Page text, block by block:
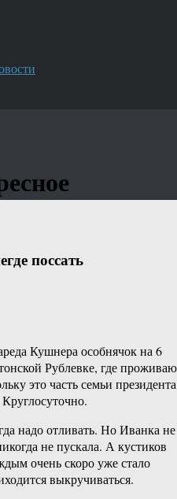
поссать
Кушнера особнячок на 6
Рублевке, где
это часть семьи
надо отливать. Но Иванка не
не пускала. А кустиков
очень скоро уже стало
выкручиваться.